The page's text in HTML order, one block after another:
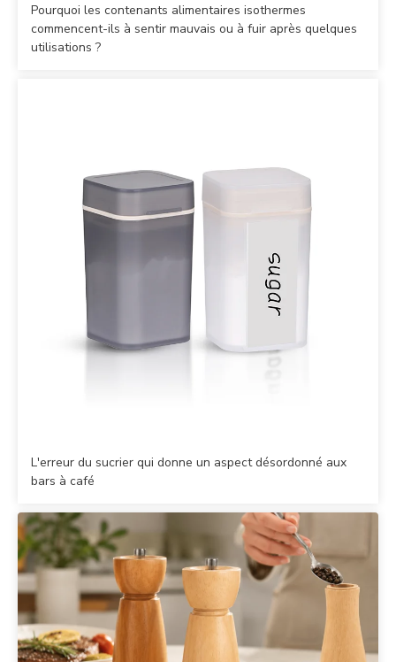
Pourquoi les contenants alimentaires isothermes
commencent-ils à sentir mauvais ou à fuir après quelques
utilisations ?
L'erreur du sucrier qui donne un aspect désordonné aux
bars à café